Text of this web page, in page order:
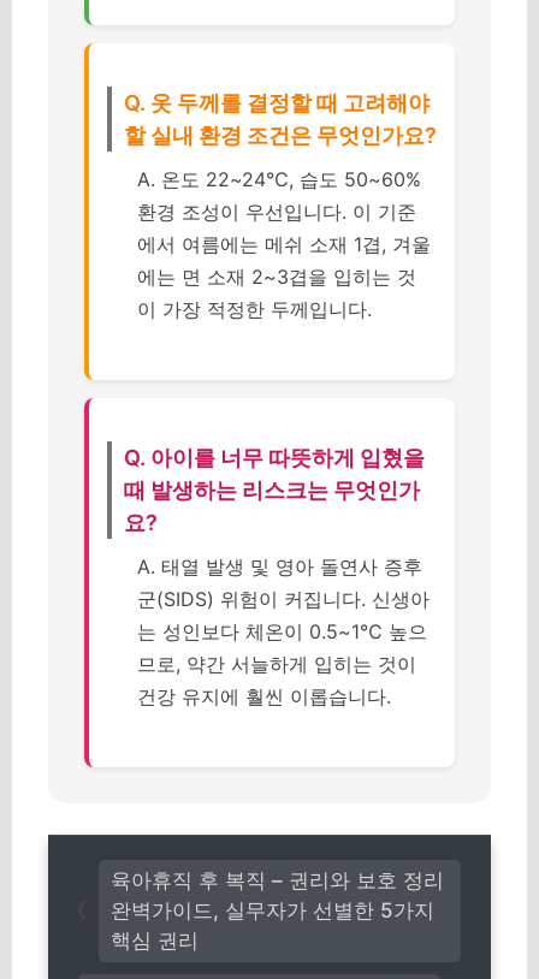
Q. 옷 두께를 결정할 때 고려해야
할 실내 환경 조건은 무엇인가요?
A. 온도 22~24℃, 습도 50~60%
환경 조성이 우선입니다. 이 기준
에서 여름에는 메쉬 소재 1겹, 겨울
에는 면 소재 2~3겹을 입히는 것
이 가장 적정한 두께입니다.
Q. 아이를 너무 따뜻하게 입혔을
때 발생하는 리스크는 무엇인가
요?
A. 태열 발생 및 영아 돌연사 증후
군(SIDS) 위험이 커집니다. 신생아
는 성인보다 체온이 0.5~1℃ 높으
므로, 약간 서늘하게 입히는 것이
건강 유지에 훨씬 이롭습니다.
육아휴직 후 복직 – 권리와 보호 정리
완벽가이드, 실무자가 선별한 5가지
핵심 권리